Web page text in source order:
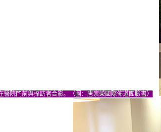
醫院門前與探訪者合影。（圖：唐崇榮國際佈道團臉書）